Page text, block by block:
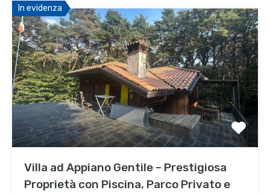
In evidenza
Villa ad Appiano Gentile – Prestigiosa
Proprietà con Piscina, Parco Privato e